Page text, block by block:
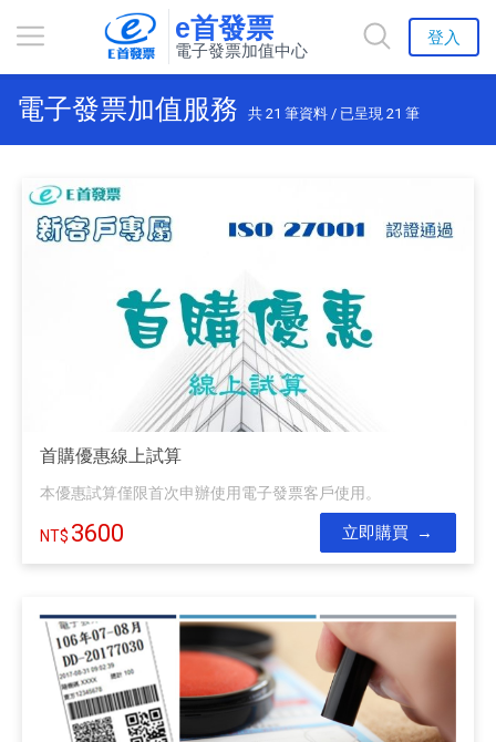
e首發票
電子發票加值中心
登入
電子發票加值服務 共 21 筆資料 / 已呈現 21 筆
首購優惠線上試算
本優惠試算僅限首次申辦使用電子發票客戶使用。
3600 立即購買